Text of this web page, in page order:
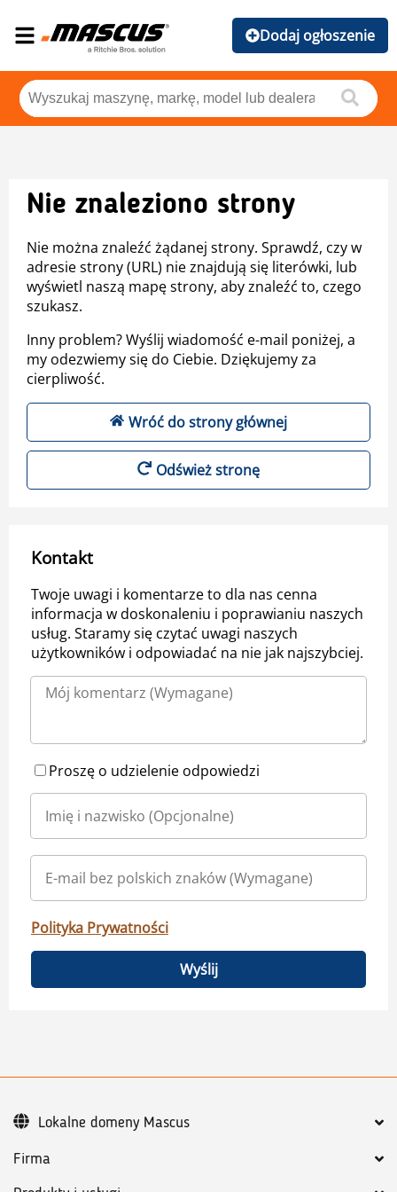
Dodaj ogłoszenie
Nie znaleziono strony
Nie można znaleźć żądanej strony. Sprawdź, czy w
adresie strony (URL) nie znajdują się literówki, lub
wyświetl naszą mapę strony, aby znaleźć to, czego
szukasz.
Inny problem? Wyślij wiadomość e-mail poniżej, a
my odezwiemy się do Ciebie. Dziękujemy za
cierpliwość.
Wróć do strony głównej
Odśwież stronę
Kontakt
Twoje uwagi i komentarze to dla nas cenna
informacja w doskonaleniu i poprawianiu naszych
usług. Staramy się czytać uwagi naszych
użytkowników i odpowiadać na nie jak najszybciej.
Proszę o udzielenie odpowiedzi
Polityka Prywatności
Wyślij
Firma
Lokalne domeny Mascus